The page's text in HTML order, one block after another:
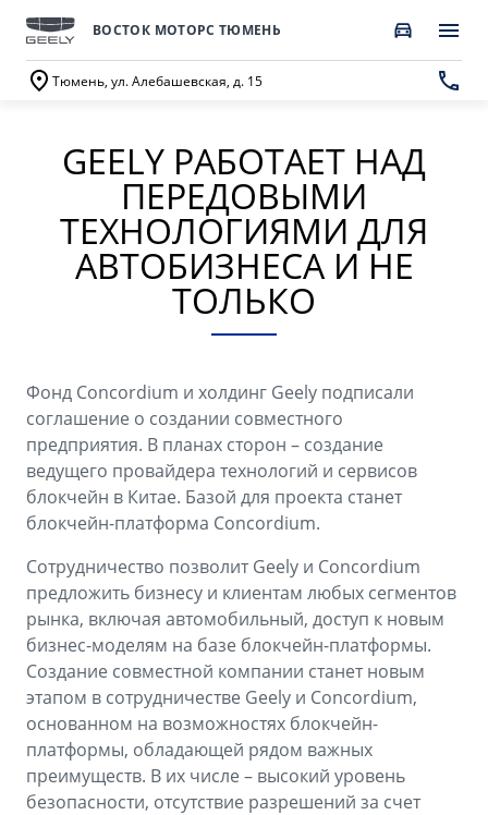
ВОСТОК МОТОРС ТЮМЕНЬ
Тюмень, ул. Алебашевская, д. 15
МОДЕЛИ
НОВЫЙ COOLRAY CITYRAY
от 2 599 990 ₽*
ATLAS
от 3 189 990 ₽*
OKAVANGO
от 3 429 990 ₽*
MONJARO
от 4 349 990 ₽*
PREFACE
от 3 079 990 ₽*
ПОКУПАТЕЛЯМ
ВЫБОР И ПОКУПКА
Автомобили в наличии
Записаться на тест-драйв
Трейд-ин
Аксессуары
Автокредит
Расчет КАСКО
Страхование
GEELY Лизинг
ВЛАДЕЛЬЦАМ
СЕРВИС
Запись в сервисный центр
Техническое обслуживание
Ценности сервиса Geely
Руководство по эксплуатации
Советы по эксплуатации
ПОДДЕРЖКА
Помощь на дорогах
Гарантия Geely
Сервисная книжка
Вопросы и ответы
О КОМПАНИИ
О бренде GEELY
О дилерском центре
Правовая информация
Контакты
GEELY РАБОТАЕТ НАД
ПЕРЕДОВЫМИ
ТЕХНОЛОГИЯМИ ДЛЯ
АВТОБИЗНЕСА И НЕ
ТОЛЬКО
Фонд Concordium и холдинг Geely подписали
соглашение о создании совместного
предприятия. В планах сторон – создание
ведущего провайдера технологий и сервисов
блокчейн в Китае. Базой для проекта станет
блокчейн-платформа Concordium.
Сотрудничество позволит Geely и Concordium
предложить бизнесу и клиентам любых сегментов
рынка, включая автомобильный, доступ к новым
бизнес-моделям на базе блокчейн-платформы.
Создание совместной компании станет новым
этапом в сотрудничестве Geely и Concordium,
основанном на возможностях блокчейн-
платформы, обладающей рядом важных
преимуществ. В их числе – высокий уровень
безопасности, отсутствие разрешений за счет